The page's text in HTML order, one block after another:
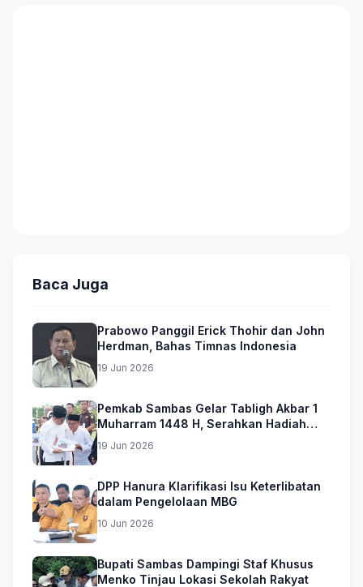
Baca Juga
Prabowo Panggil Erick Thohir dan John
Herdman, Bahas Timnas Indonesia
19 Jun 2026
Pemkab Sambas Gelar Tabligh Akbar 1
Muharram 1448 H, Serahkan Hadiah
Umroh untuk Guru Ngaji dan Imam
19 Jun 2026
DPP Hanura Klarifikasi Isu Keterlibatan
dalam Pengelolaan MBG
10 Jun 2026
Bupati Sambas Dampingi Staf Khusus
Menko Tinjau Lokasi Sekolah Rakyat